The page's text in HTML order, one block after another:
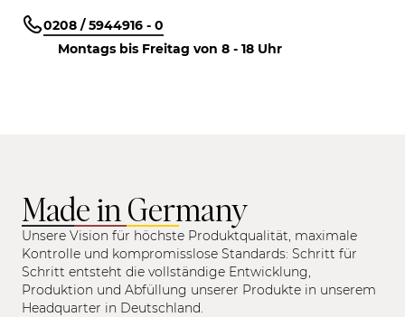
0208 / 5944916 - 0
Montags bis Freitag von 8 - 18 Uhr
Made in Germany
Unsere Vision für höchste Produktqualität, maximale
Kontrolle und kompromisslose Standards: Schritt für
Schritt entsteht die vollständige Entwicklung,
Produktion und Abfüllung unserer Produkte in unserem
Headquarter in Deutschland.